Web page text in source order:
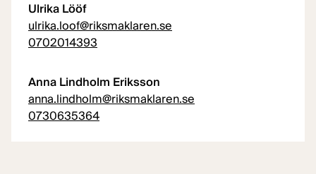
Ulrika Lööf
ulrika.loof@riksmaklaren.se
0702014393
Anna Lindholm Eriksson
anna.lindholm@riksmaklaren.se
0730635364